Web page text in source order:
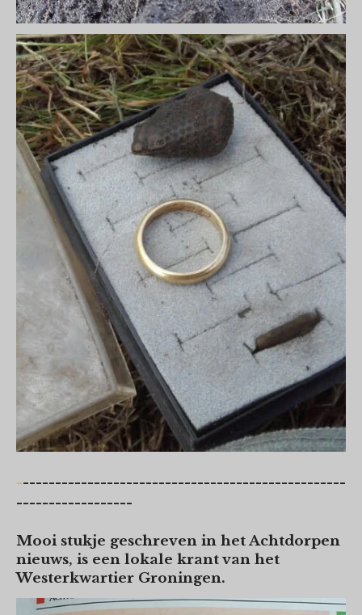
---------------------------------------------------
------------------
Mooi stukje geschreven in het Achtdorpen
nieuws, is een lokale krant van het
Westerkwartier Groningen.